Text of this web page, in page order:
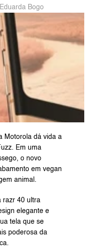
Eduarda Bogo
Motorola dá vida a
Em uma
o novo
em vegan
animal.
razr 40 ultra
elegante e
tela que se
poderosa da